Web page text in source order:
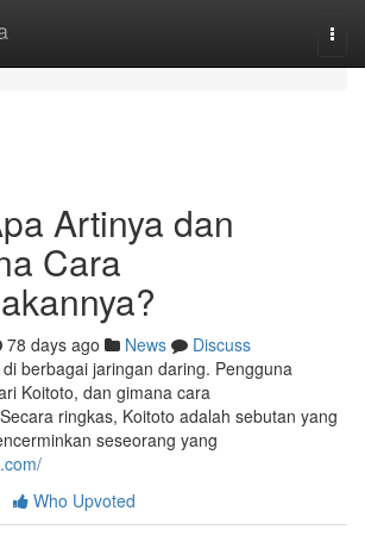
Artinya dan
Cara
78 days ago News
Discuss
berbagai jaringan daring. Pengguna
Koitoto, dan gimana cara
ringkas, Koitoto adalah sebutan yang
seseorang yang
Who Upvoted